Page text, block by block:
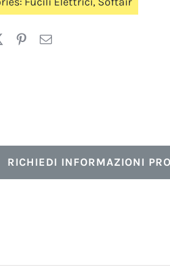
RICHIEDI INFORMAZIONI